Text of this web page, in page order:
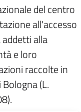
del centro
all'accesso
alla
e loro
raccolte in
(L.